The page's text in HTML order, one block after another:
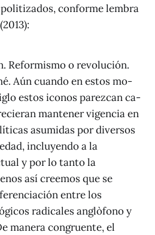
conforme lembra
Reformismo o revolución.
Aún cuando en estos mo­
estos iconos parezcan ca­
mantener vigencia en
asumidas por diversos
incluyendo a la
y por lo tanto la
así creemos que se
entre los
radicales anglò­fono y
manera congruente, el